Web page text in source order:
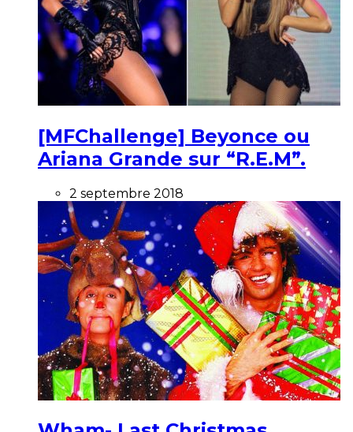
[MFChallenge] Beyonce ou
Ariana Grande sur “R.E.M”.
2 septembre 2018